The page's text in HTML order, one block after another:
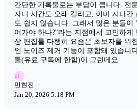
간단한 기록물로는 부담이 큽니다. 전
자니 시간도 오래 걸리고, 이미 지나간
도 쉽지 않습니다. 그래서 많은 분들이
어가야 하나?"라는 지점에서 고민하게
상 편집툴 다행히 요즘은 초보자를 위
인 노이즈 제거 기능이 포함돼 있습니
툴(유료 구독에 한함)이 그런데요.
민
민현진
Jan 20, 2026 5:18 PM